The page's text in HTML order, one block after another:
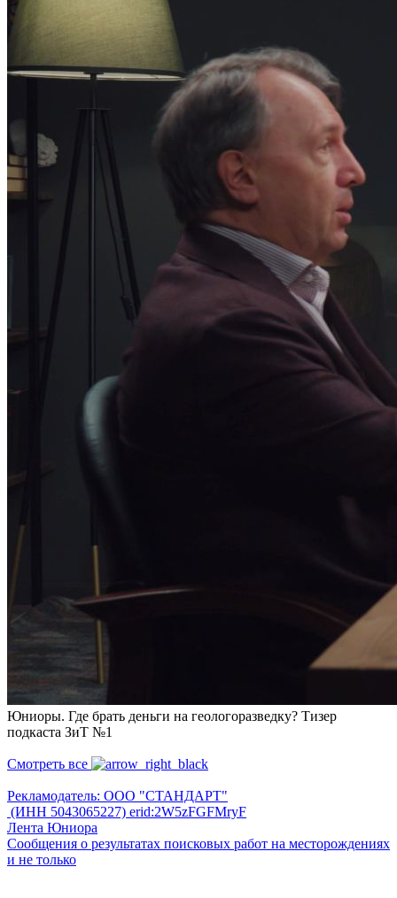
Юниоры. Где брать деньги на геологоразведку? Тизер
подкаста ЗиТ №1
Смотреть все
Рекламодатель: ООО "СТАНДАРТ"
(ИНН 5043065227) erid:2W5zFGFMryF
Лента Юниора
Сообщения о результатах поисковых работ на месторождениях
и не только